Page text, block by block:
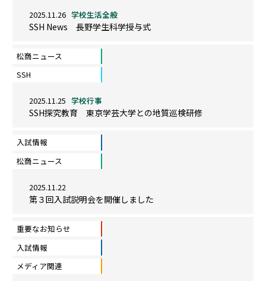
2025.11.26 学校生活全般
SSH News 長野学生科学授与式
松商ニュース
SSH
2025.11.25 学校行事
SSH探究教育 東京学芸大学との地質巡検研修
入試情報
松商ニュース
2025.11.22
第３回入試説明会を開催しました
重要なお知らせ
入試情報
メディア関連